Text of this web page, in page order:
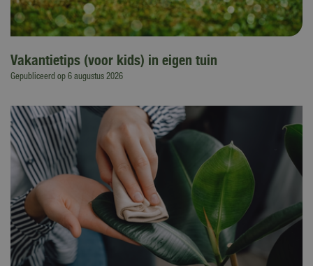
Vakantietips (voor kids) in eigen tuin
Gepubliceerd op 6 augustus 2026